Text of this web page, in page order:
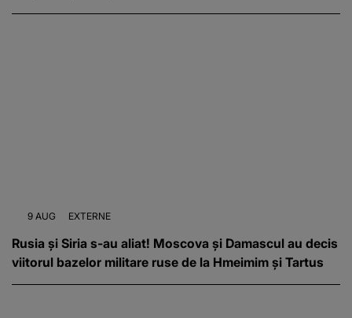
9 AUG EXTERNE
Rusia și Siria s-au aliat! Moscova și Damascul au decis
viitorul bazelor militare ruse de la Hmeimim și Tartus